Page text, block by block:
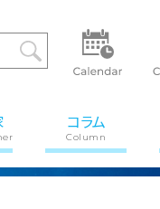
コラム
Column